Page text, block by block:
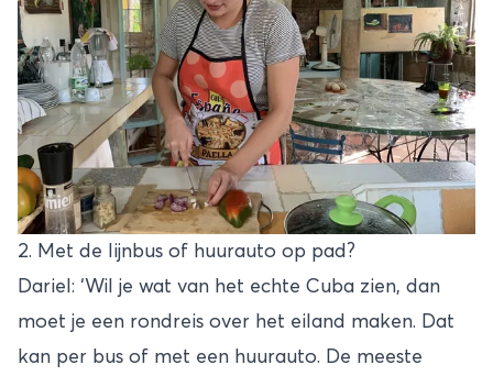
2. Met de lijnbus of huurauto op pad?
Dariel: ‘Wil je wat van het echte Cuba zien, dan
moet je een rondreis over het eiland maken. Dat
kan per bus of met een huurauto. De meeste